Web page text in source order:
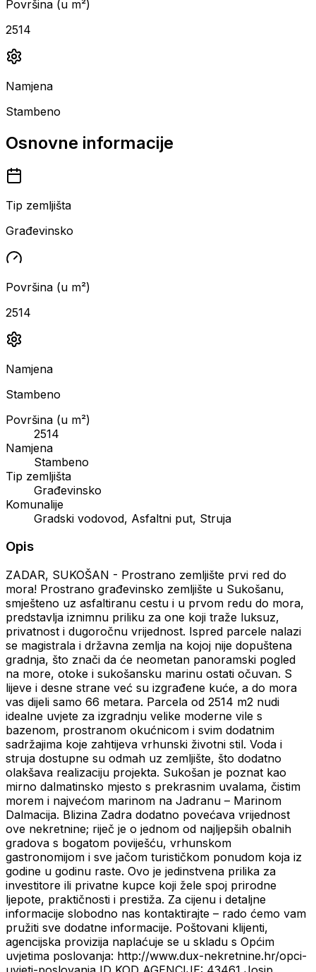
Površina (u m²)
2514
Namjena
Stambeno
Osnovne informacije
Tip zemljišta
Građevinsko
Površina (u m²)
2514
Namjena
Stambeno
Površina (u m²)
2514
Namjena
Stambeno
Tip zemljišta
Građevinsko
Komunalije
Gradski vodovod, Asfaltni put, Struja
Opis
ZADAR, SUKOŠAN - Prostrano zemljište prvi red do
mora! Prostrano građevinsko zemljište u Sukošanu,
smješteno uz asfaltiranu cestu i u prvom redu do mora,
predstavlja iznimnu priliku za one koji traže luksuz,
privatnost i dugoročnu vrijednost. Ispred parcele nalazi
se magistrala i državna zemlja na kojoj nije dopuštena
gradnja, što znači da će neometan panoramski pogled
na more, otoke i sukošansku marinu ostati očuvan. S
lijeve i desne strane već su izgrađene kuće, a do mora
vas dijeli samo 66 metara. Parcela od 2514 m2 nudi
idealne uvjete za izgradnju velike moderne vile s
bazenom, prostranom okućnicom i svim dodatnim
sadržajima koje zahtijeva vrhunski životni stil. Voda i
struja dostupne su odmah uz zemljište, što dodatno
olakšava realizaciju projekta. Sukošan je poznat kao
mirno dalmatinsko mjesto s prekrasnim uvalama, čistim
morem i najvećom marinom na Jadranu – Marinom
Dalmacija. Blizina Zadra dodatno povećava vrijednost
ove nekretnine; riječ je o jednom od najljepših obalnih
gradova s bogatom poviješću, vrhunskom
gastronomijom i sve jačom turističkom ponudom koja iz
godine u godinu raste. Ovo je jedinstvena prilika za
investitore ili privatne kupce koji žele spoj prirodne
ljepote, praktičnosti i prestiža. Za cijenu i detaljne
informacije slobodno nas kontaktirajte – rado ćemo vam
pružiti sve dodatne informacije. Poštovani klijenti,
agencijska provizija naplaćuje se u skladu s Općim
uvjetima poslovanja: http://www.dux-nekretnine.hr/opci-